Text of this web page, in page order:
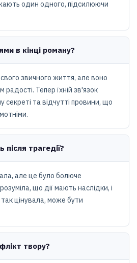
один одного, підсилюючи
в кінці роману?
звичного життя, але воно
радості. Тепер їхній зв'язок
секреті та відчутті провини, що
після трагедії?
але це було болюче
що дії мають наслідки, і
цінувала, може бути
твору?